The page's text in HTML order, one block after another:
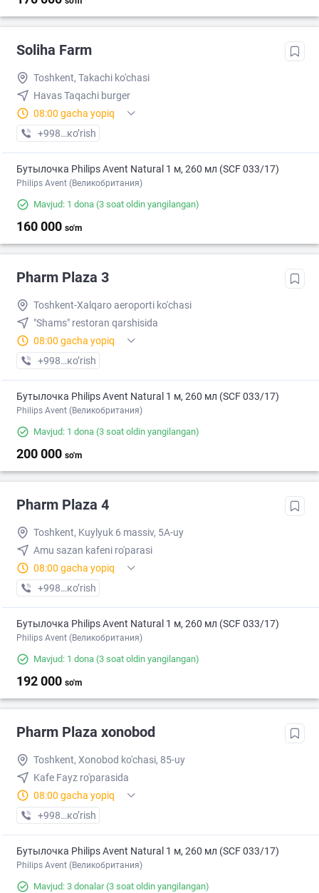
Soliha Farm
Toshkent, Takachi ko'chasi
Havas Taqachi burger
08:00 gacha yopiq
+998 (99) XXX-XX-XX
кo’rish
Бутылочка Philips Avent Natural 1 м, 260 мл (SCF 033/17)
Philips Avent (Великобритания)
Mavjud: 1 dona (3 soat oldin yangilangan)
160 000 so'm
Pharm Plaza 3
Toshkent-Xalqaro aeroporti ko'chasi
"Shams" restoran qarshisida
08:00 gacha yopiq
+998 (93) XXX-XX-XX
кo’rish
Бутылочка Philips Avent Natural 1 м, 260 мл (SCF 033/17)
Philips Avent (Великобритания)
Mavjud: 1 dona (3 soat oldin yangilangan)
200 000 so'm
Pharm Plaza 4
Toshkent, Kuylyuk 6 massiv, 5A-uy
Amu sazan kafeni ro'parasi
08:00 gacha yopiq
+998 (95) XXX-XX-XX
кo’rish
Бутылочка Philips Avent Natural 1 м, 260 мл (SCF 033/17)
Philips Avent (Великобритания)
Mavjud: 1 dona (3 soat oldin yangilangan)
192 000 so'm
Pharm Plaza xonobod
Toshkent, Xonobod ko'chasi, 85-uy
Kafe Fayz ro'parasida
08:00 gacha yopiq
+998 (97) XXX-XX-XX
кo’rish
Бутылочка Philips Avent Natural 1 м, 260 мл (SCF 033/17)
Philips Avent (Великобритания)
Mavjud: 3 donalar(3 soat oldin yangilangan)